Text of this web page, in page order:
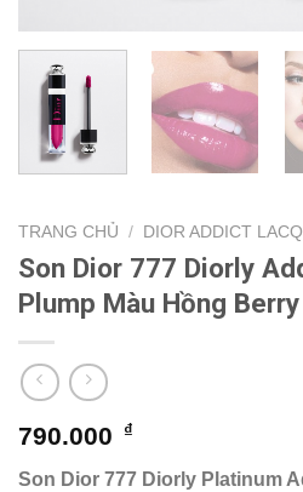
TRANG CHỦ / DIOR ADDICT
Son Dior 777 Diorly
Plump Màu Hồng Berry
790.000 ₫
Son Dior 777 Diorly Platinum